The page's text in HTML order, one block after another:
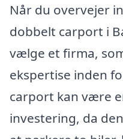
Når du overvejer
dobbelt carport i
vælge et firma,
ekspertise inden
carport kan være
investering, da